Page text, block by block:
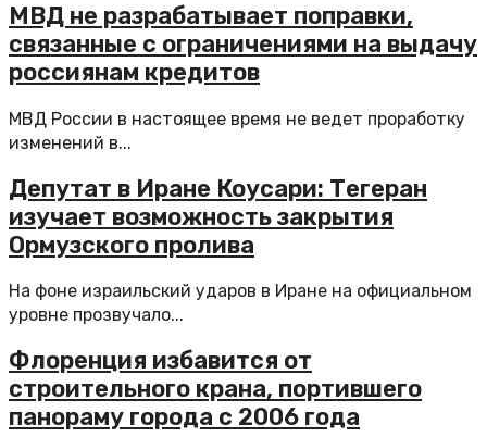
МВД не разрабатывает поправки,
связанные с ограничениями на выдачу
россиянам кредитов
МВД России в настоящее время не ведет проработку
изменений в...
Депутат в Иране Коусари: Тегеран
изучает возможность закрытия
Ормузского пролива
На фоне израильский ударов в Иране на официальном
уровне прозвучало...
Флоренция избавится от
строительного крана, портившего
панораму города с 2006 года